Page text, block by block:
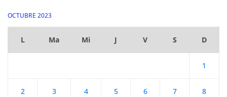
OCTUBRE 2023
L Ma Mi J V S D
1
2 3 4 5 6 7 8